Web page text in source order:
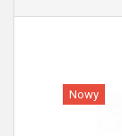
Nowy